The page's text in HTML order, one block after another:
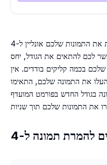
שנו גודל והמירו בקלות את התמונות שלכם אונליין ל-4x6 אינץ'
לכם להתאים את הגודל, יחס
שלכם בכמה קליקים בודדים. אין
את התמונה שלכם, התאימו
בגודל החדש בפורמט המועדף